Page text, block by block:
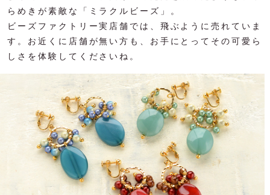
らめきが素敵な「ミラクルビーズ」。
ビーズファクトリー実店舗では、飛ぶように売れていま
す。お近くに店舗が無い方も、お手にとってその可愛ら
しさを体験してくださいね。